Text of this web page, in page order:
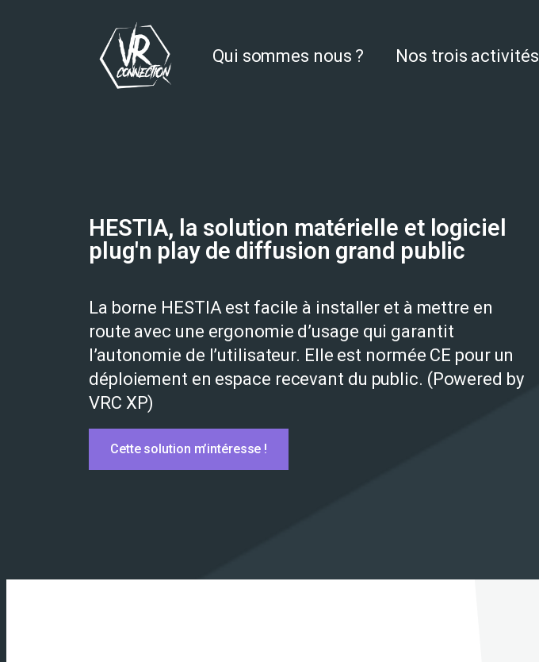
Qui sommes nous ? Nos trois activités
HESTIA, la solution matérielle et logiciel
plug'n play de diffusion grand public
La borne HESTIA est facile à installer et à mettre en
route avec une ergonomie d’usage qui garantit
l’autonomie de l’utilisateur. Elle est normée CE pour un
déploiement en espace recevant du public. (Powered by
VRC XP)
Cette solution m’intéresse !